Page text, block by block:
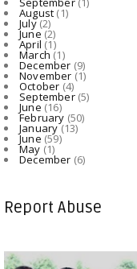
August (1)
July(2)
June(2)
April (1)
March (1)
December (9)
November (1)
October (4)
September(5)
June (16)
February (50)
January(13)
June (59)
May (1)
December (6)
Report Abuse